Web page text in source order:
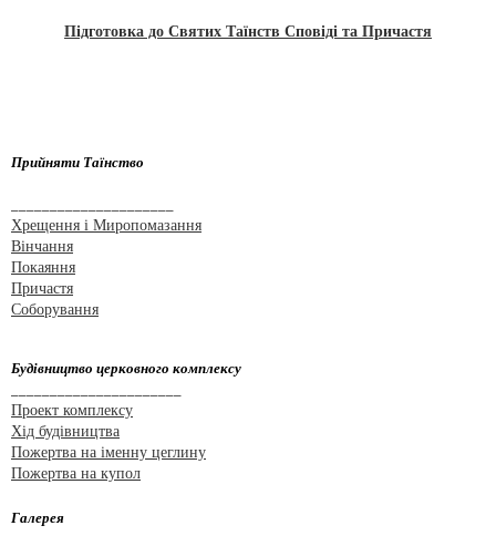
Підготовка до Святих Таїнств Сповіді та Причастя
Прийняти Таїнство
Хрещення і Миропомазання
Вінчання
Покаяння
Причастя
Соборування
Будівництво церковного комплексу
Проект комплексу
Хід будівництва
Пожертва на іменну цеглину
Пожертва на купол
Галерея